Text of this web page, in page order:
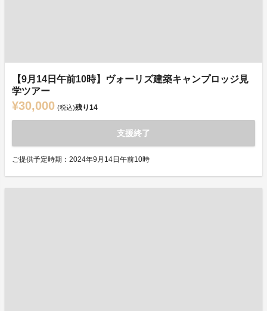
【9月14日午前10時】ヴォーリズ建築キャンプロッジ見
学ツアー
¥30,000 (税込)残り14
支援終了
ご提供予定時期：2024年9月14日午前10時